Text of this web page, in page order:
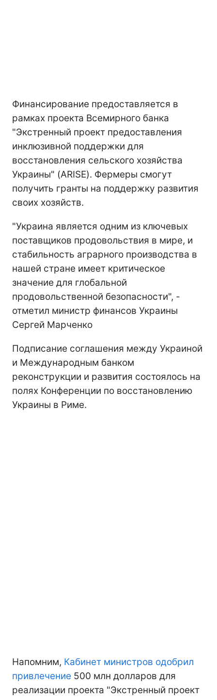
Финансирование предоставляется в
рамках проекта Всемирного банка
"Экстренный проект предоставления
инклюзивной поддержки для
восстановления сельского хозяйства
Украины" (ARISE). Фермеры смогут
получить гранты на поддержку развития
своих хозяйств.
"Украина является одним из ключевых
поставщиков продовольствия в мире, и
стабильность аграрного производства в
нашей стране имеет критическое
значение для глобальной
продовольственной безопасности", -
отметил министр финансов Украины
Сергей Марченко
Подписание соглашения между Украиной
и Международным банком
реконструкции и развития состоялось на
полях Конференции по восстановлению
Украины в Риме.
Напомним, Кабинет министров одобрил
привлечение 500 млн долларов для
реализации проекта "Экстренный проект